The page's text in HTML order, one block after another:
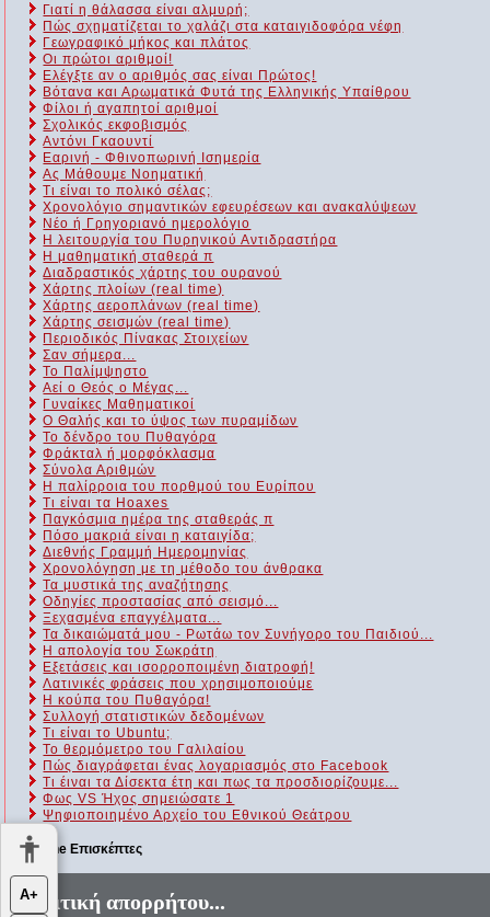
Γιατί η θάλασσα είναι αλμυρή;
Πώς σχηματίζεται το χαλάζι στα καταιγιδοφόρα νέφη
Γεωγραφικό μήκος και πλάτος
Οι πρώτοι αριθμοί!
Ελέγξτε αν ο αριθμός σας είναι Πρώτος!
Βότανα και Αρωματικά Φυτά της Ελληνικής Υπαίθρου
Φίλοι ή αγαπητοί αριθμοί
Σχολικός εκφοβισμός
Αντόνι Γκαουντί
Εαρινή - Φθινοπωρινή Ισημερία
Ας Μάθουμε Νοηματική
Τι είναι το πολικό σέλας;
Χρονολόγιο σημαντικών εφευρέσεων και ανακαλύψεων
Νέο ή Γρηγοριανό ημερολόγιο
Η λειτουργία του Πυρηνικού Αντιδραστήρα
Η μαθηματική σταθερά π
Διαδραστικός χάρτης του ουρανού
Χάρτης πλοίων (real time)
Χάρτης αεροπλάνων (real time)
Χάρτης σεισμών (real time)
Περιοδικός Πίνακας Στοιχείων
Σαν σήμερα...
Το Παλίμψηστο
Αεί ο Θεός ο Μέγας...
Γυναίκες Μαθηματικοί
Ο Θαλής και το ύψος των πυραμίδων
Το δένδρο του Πυθαγόρα
Φράκταλ ή μορφόκλασμα
Σύνολα Αριθμών
Η παλίρροια του πορθμού του Ευρίπου
Τι είναι τα Hoaxes
Παγκόσμια ημέρα της σταθεράς π
Πόσο μακριά είναι η καταιγίδα;
Διεθνής Γραμμή Ημερομηνίας
Χρονολόγηση με τη μέθοδο του άνθρακα
Τα μυστικά της αναζήτησης
Οδηγίες προστασίας από σεισμό...
Ξεχασμένα επαγγέλματα...
Τα δικαιώματά μου - Ρωτάω τον Συνήγορο του Παιδιού...
Η απολογία του Σωκράτη
Εξετάσεις και ισορροποιμένη διατροφή!
Λατινικές φράσεις που χρησιμοποιούμε
Η κούπα του Πυθαγόρα!
Συλλογή στατιστικών δεδομένων
Τι είναι το Ubuntu;
Το θερμόμετρο του Γαλιλαίου
Πώς διαγράφεται ένας λογαριασμός στο Facebook
Τι έιναι τα Δίσεκτα έτη και πως τα προσδιορίζουμε...
Φως VS Ήχος σημειώσατε 1
Ψηφιοποιημένο Αρχείο του Εθνικού Θεάτρου
Online Επισκέπτες
Αυτήν τη στιγμή επισκέπτονται τον ιστότοπό μας 85 guests και
κανένα μέλος
Πολιτική απορρήτου...
Α+